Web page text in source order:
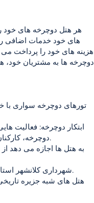
هر هتل دوچرخه های خود
های خود خدمات اضافی
هزینه های خود را پرداخت می
دوچرخه ها به مشتریان خود،
دوچرخه، کارکنان فنی دوچرخه و تبلیغات رسانه های اجتماعی را انجام می دهد.
4. شهرداری کلانشهر استانبول: تمهیدات لازم را فراهم کرده و از پروژه حمایت می کند.